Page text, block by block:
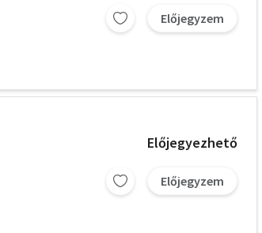
Előjegyzem
Előjegyezhető
Előjegyzem